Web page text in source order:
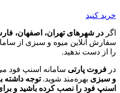
خرید کنید
اگر در شهرهای تهران، اصفهان،
سفارش آنلاين میوه و سبزی از
را از دست ندهيد.
در فروت پارتی سامانه اسنپ فود
و سبزی بهره‌مند شوید.توجه داشته
اسنپ فود را نصب کرده باشید و